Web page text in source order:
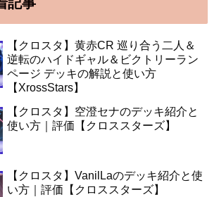
【クロスタ】黄赤CR 巡り合う二人＆
逆転のハイドギャル＆ビクトリーラン
ページ デッキの解説と使い方
【XrossStars】
【クロスタ】空澄セナのデッキ紹介と
使い方｜評価【クロススターズ】
【クロスタ】VanilLaのデッキ紹介と使
い方｜評価【クロススターズ】